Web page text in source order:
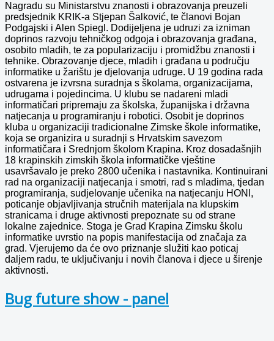
Nagradu su Ministarstvu znanosti i obrazovanja preuzeli
predsjednik KRIK-a Stjepan Šalković, te članovi Bojan
Podgajski i Alen Spiegl. Dodijeljena je udruzi za izniman
doprinos razvoju tehničkog odgoja i obrazovanja građana,
osobito mladih, te za popularizaciju i promidžbu znanosti i
tehnike. Obrazovanje djece, mladih i građana u području
informatike u žarištu je djelovanja udruge. U 19 godina rada
ostvarena je izvrsna suradnja s školama, organizacijama,
udrugama i pojedincima. U klubu se nadareni mladi
informatičari pripremaju za školska, županijska i državna
natjecanja u programiranju i robotici. Osobit je doprinos
kluba u organizaciji tradicionalne Zimske škole informatike,
koja se organizira u suradnji s Hrvatskim savezom
informatičara i Srednjom školom Krapina. Kroz dosadašnjih
18 krapinskih zimskih škola informatičke vještine
usavršavalo je preko 2800 učenika i nastavnika. Kontinuirani
rad na organizaciji natjecanja i smotri, rad s mladima, tjedan
programiranja, sudjelovanje učenika na natjecanju HONI,
poticanje objavljivanja stručnih materijala na klupskim
stranicama i druge aktivnosti prepoznate su od strane
lokalne zajednice. Stoga je Grad Krapina Zimsku školu
informatike uvrstio na popis manifestacija od značaja za
grad. Vjerujemo da će ovo priznanje služiti kao poticaj
daljem radu, te uključivanju i novih članova i djece u širenje
aktivnosti.
Bug future show - panel